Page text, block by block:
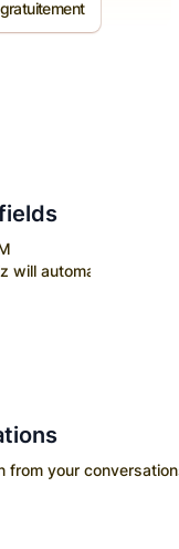
will automatically
from your